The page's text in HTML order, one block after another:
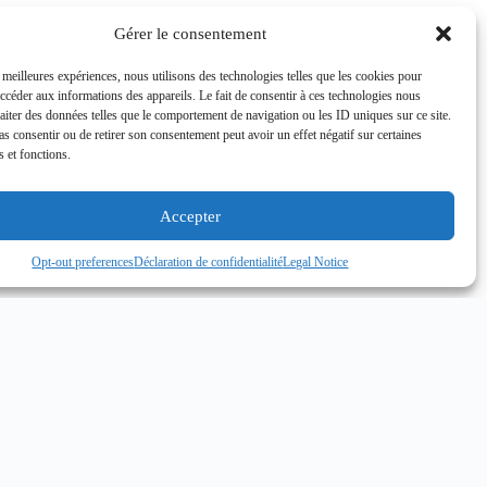
Gérer le consentement
expériences, nous utilisons des technologies telles que les cookies pour
aux informations des appareils. Le fait de consentir à ces technologies nous
des données telles que le comportement de navigation ou les ID uniques sur ce site.
consentir ou de retirer son consentement peut avoir un effet négatif sur certaines
et fonctions.
Accepter
Opt-out preferencesDéclaration de confidentialitéLegal Notice